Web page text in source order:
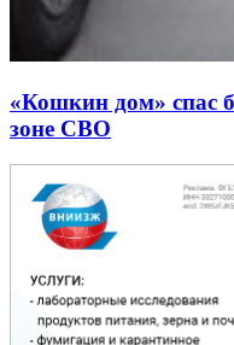
«Кошкин дом» спас
зоне СВО